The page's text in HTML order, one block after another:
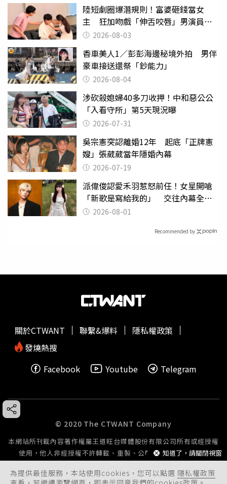
陸短劇圈爆潛規則！富婆砸錢當女
主 狂加吻戲「伸舌咬唇」男演員崩
潰 2026-08-03
香車美人1／彭彭海邊秘境外拍 男伴
豪車接送還祭「鈔能力」
2026-08-04
涉砍殺媳婦40多刀收押！中和惡公公
「入看守所」第5天現況曝
2026-07-31
吳宗憲突認離婚12年 起底「正牌憲
嫂」張葳葳當年隱婚內幕
2026-07-19
派偉俊認愛禾羽惹怒前任！女星開嗆
「新歌是寫給我的」 交往內幕全說
了 2026-08-01
Recommended by
為提供最佳服務，本站使用cookies，您可以點選 隱私權政策
知道了，請關閉視窗
關於CTWANT 聯繫&爆料
隱私權政策
發燒熱搜
Facebook
Youtube Telegram
© 2020 The CTWANT Company
本網站所刊載內容著作權屬王道旺台媒體股份有限公司所有或經授權
使用，他人非經授權不許轉載、重製、公開播送或公開傳輸。